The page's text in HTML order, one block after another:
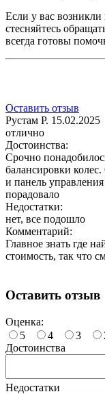
Если у вас
стесняйтесь
всегда готовы
Оставить отзыв
Рустам Р. 15.02.2025
отлично
Достоинства:
Срочно
балансировки
и панель
порадовало
Недостатки:
нет, все подошло
Комментарий:
Главное знать где
стоимость, так что
Оставить отзыв
Оценка:
5
4 3
Достоинства
Недостатки